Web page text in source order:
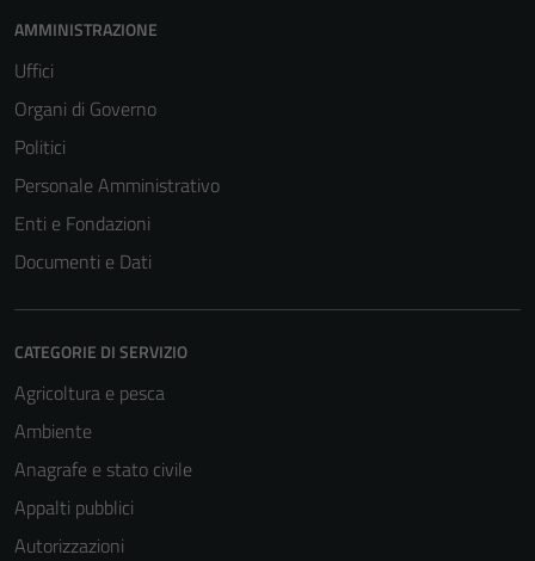
AMMINISTRAZIONE
Uffici
Organi di Governo
Politici
Personale Amministrativo
Enti e Fondazioni
Documenti e Dati
CATEGORIE DI SERVIZIO
Agricoltura e pesca
Ambiente
Anagrafe e stato civile
Appalti pubblici
Autorizzazioni